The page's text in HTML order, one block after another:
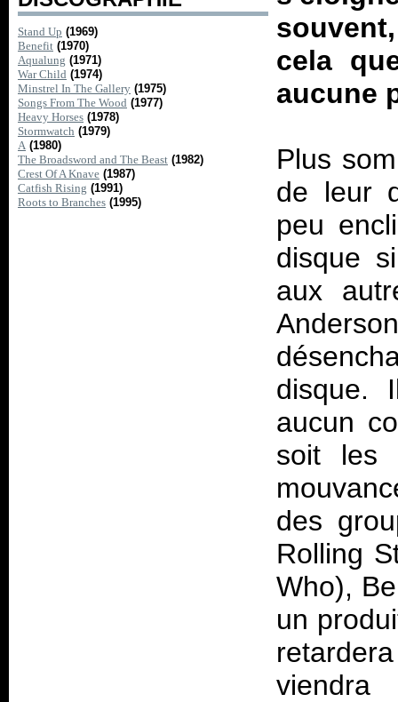
Stand Up (1969)
Benefit (1970)
Aqualung (1971)
War Child (1974)
Minstrel In The Gallery (1975)
Songs From The Wood (1977)
Heavy Horses (1978)
Stormwatch (1979)
A (1980)
The Broadsword and The Beast (1982)
Crest Of A Knave (1987)
Catfish Rising (1991)
Roots to Branches (1995)
cela
aucune
Plus
de leur
peu
disque
aux
disque.
aucun
soit les
des
Rolling
Who),
un